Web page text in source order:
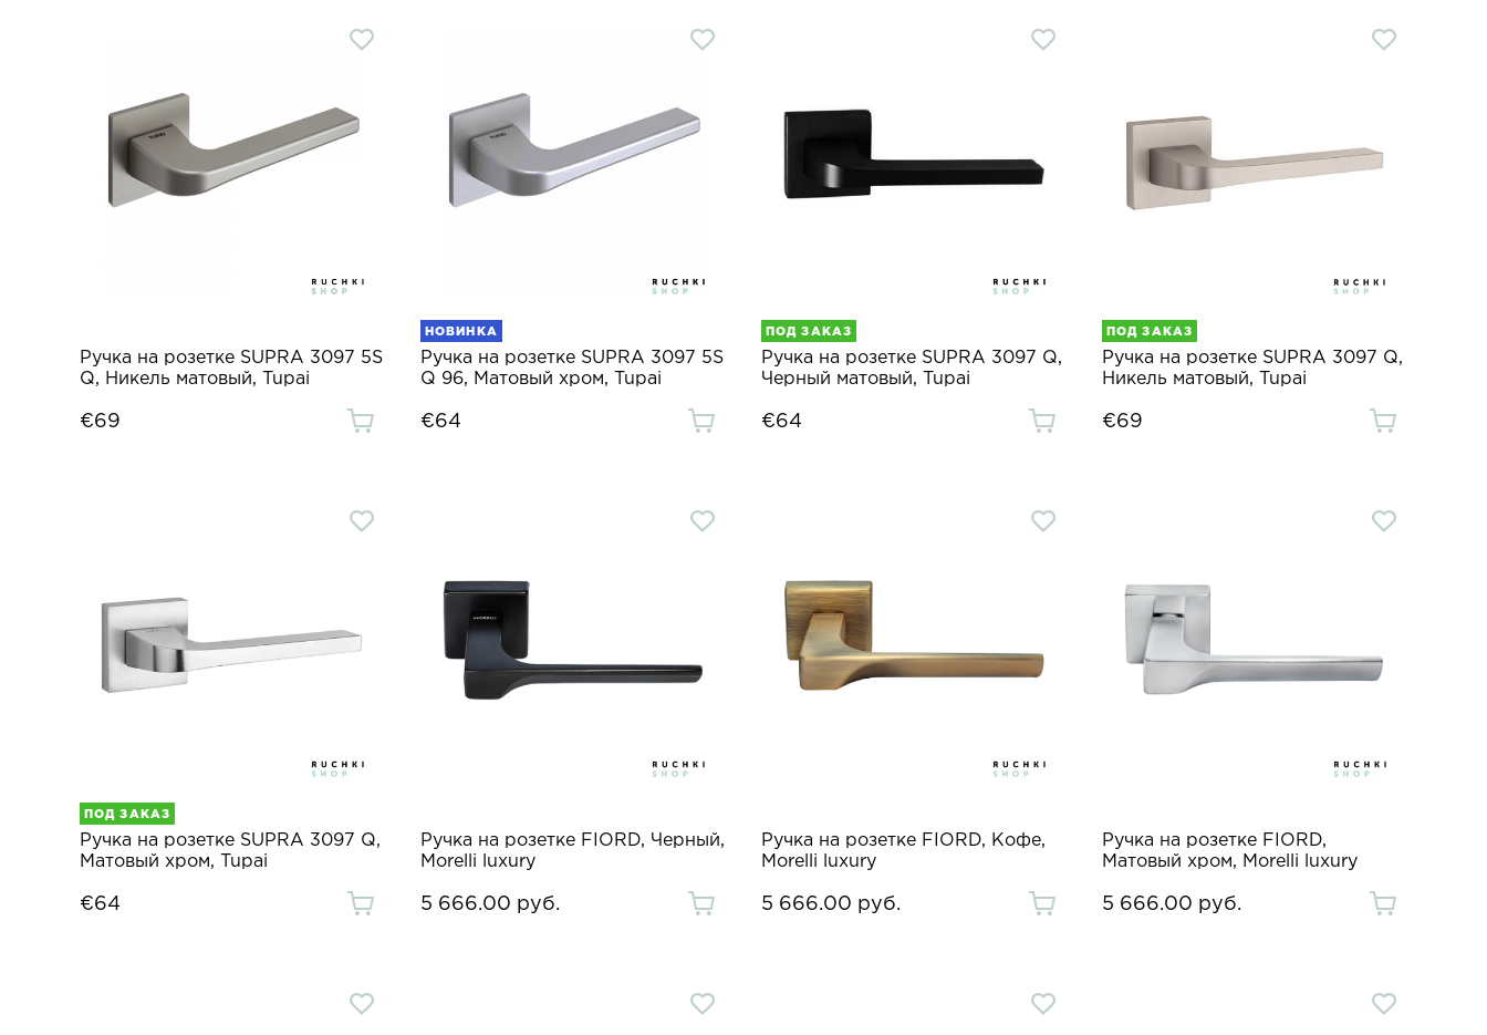
Ручка на розетке SUPRA 3097 5S
Q, Никель матовый, Tupai
€69
НОВИНКА
Ручка на розетке SUPRA 3097 5S
Q 96, Матовый хром, Tupai
€64
ПОД ЗАКАЗ
Ручка на розетке SUPRA 3097 Q,
Черный матовый, Tupai
€64
ПОД ЗАКАЗ
Ручка на розетке SUPRA 3097 Q,
Никель матовый, Tupai
€69
ПОД ЗАКАЗ
Ручка на розетке SUPRA 3097 Q,
Матовый хром, Tupai
€64
Ручка на розетке FIORD, Черный,
Morelli luxury
5 666.00 руб.
Ручка на розетке FIORD, Кофе,
Morelli luxury
5 666.00 руб.
Ручка на розетке FIORD,
Матовый хром, Morelli luxury
5 666.00 руб.